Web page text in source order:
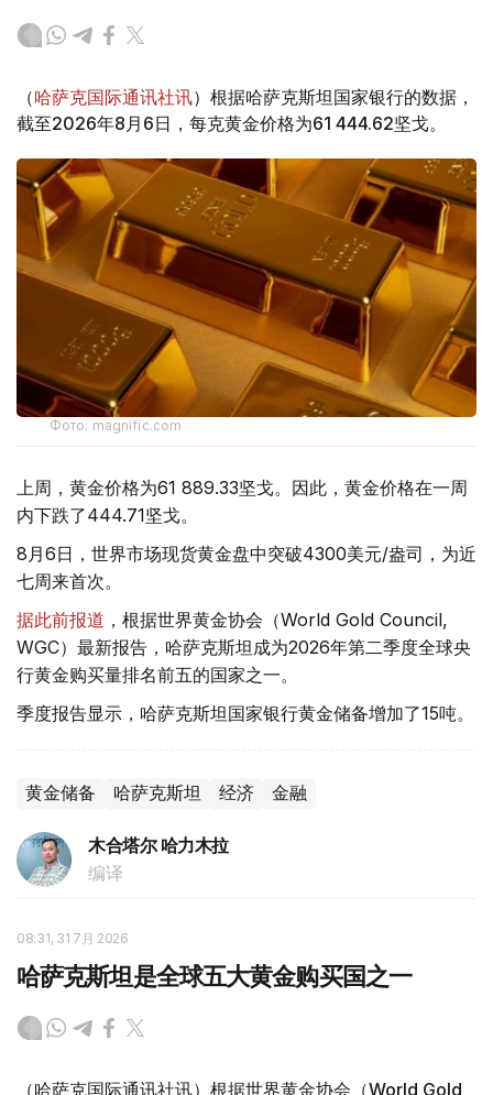
（哈萨克国际通讯社讯）根据哈萨克斯坦国家银行的数据，
截至2026年8月6日，每克黄金价格为61 444.62坚戈。
Фото: magnific.com
上周，黄金价格为61 889.33坚戈。因此，黄金价格在一周
内下跌了444.71坚戈。
8月6日，世界市场现货黄金盘中突破4300美元/盎司，为近
七周来首次。
据此前报道 ，根据世界黄金协会（World Gold Council,
WGC）最新报告，哈萨克斯坦成为2026年第二季度全球央
行黄金购买量排名前五的国家之一。
季度报告显示，哈萨克斯坦国家银行黄金储备增加了15吨。
黄金储备 哈萨克斯坦 经济 金融
木合塔尔 哈力木拉
编译
08:31, 31 7月 2026
哈萨克斯坦是全球五大黄金购买国之一
（哈萨克国际通讯社讯）根据世界黄金协会（World Gold